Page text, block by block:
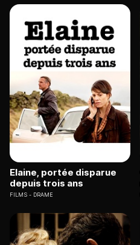
Elaine, portée disparue
depuis trois ans
FILMS DRAME